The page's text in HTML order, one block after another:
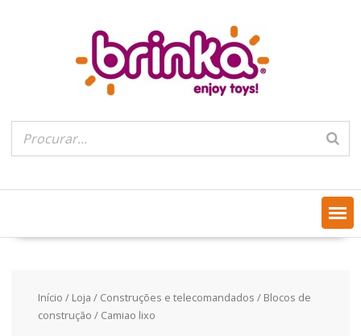
Início / Loja / Construções e telecomandados / Blocos de
construção / Camiao lixo